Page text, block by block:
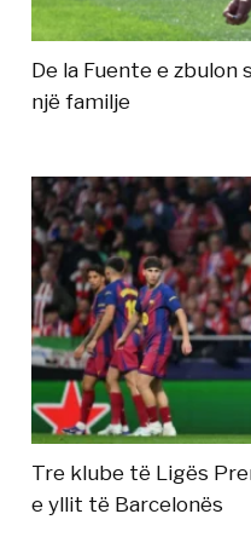
De la Fuente e zbulon
një familje
Tre klube të Ligës
e yllit të Barcelonës